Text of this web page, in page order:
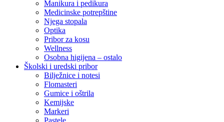
Manikura i pedikura
Medicinske potrepštine
Njega stopala
Optika
Pribor za kosu
Wellness
Osobna higijena – ostalo
Školski i uredski pribor
Bilježnice i notesi
Flomasteri
Gumice i oštrila
Kemijske
Markeri
Pastele